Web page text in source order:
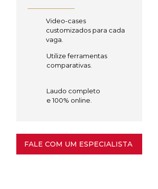
Video-cases
customizados para cada
vaga.
Utilize ferramentas
comparativas.
Laudo completo
e 100% online.
FALE COM UM ESPECIALISTA